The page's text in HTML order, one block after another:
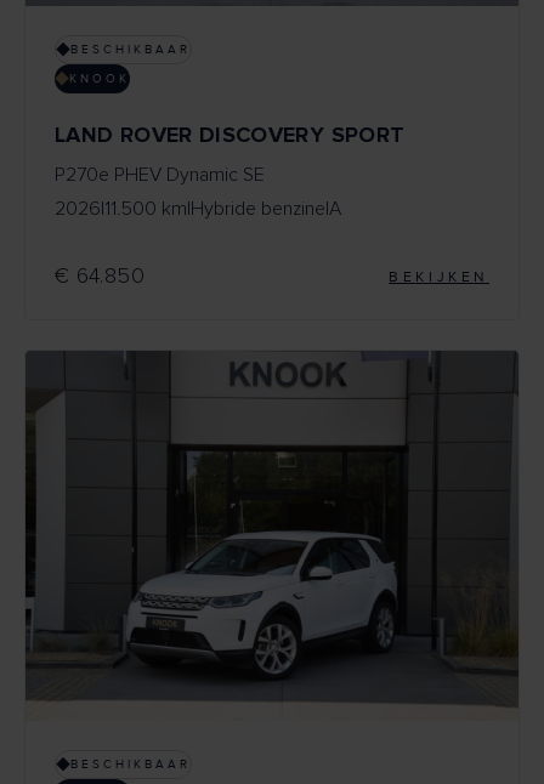
BESCHIKBAAR
KNOOK
LAND ROVER DISCOVERY SPORT
P270e PHEV Dynamic SE
2026 11.500 km Hybride benzine A
€ 64.850 BEKIJKEN
BESCHIKBAAR